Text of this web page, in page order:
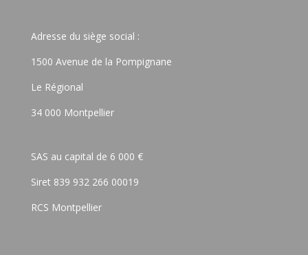
Adresse du siège social :
1500 Avenue de la Pompignane
Le Régional
34 000 Montpellier
SAS au capital de 6 000 €
Siret 839 932 266 00019
RCS Montpellier